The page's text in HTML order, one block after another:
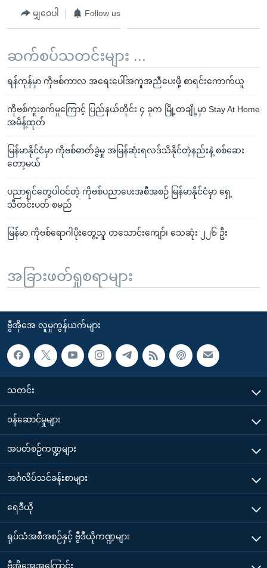
မျှဝေပါ Follow us
ဆက်စပ်သတင်းများ ...
ရန်ကုန်မှာ ကိုဗစ်ကာလ အရေးပေါ်အကူအညီပေးဖို့ စာရင်းကောက်ယူ
ကိုဗစ်ကူးစက်မှုကြောင့် ပြည်နယ်တိုင်း ၄ ခုက မြို့တချို့မှာ Stay At Home
အမိန့်ထုတ်
မြန်မာနိုင်ငံမှာ ကိုဗစ်ဓာတ်ခွဲမှု အမြန်ဆုံးရလဒ်သိနိုင်တဲ့နည်းနဲ့ စစ်ဆေး
တော့မယ်
ပညာရှင်တွေပါဝင်တဲ့ ကိုဗစ်ပညာပေးအစီအစဉ် မြန်မာနိုင်ငံမှာ ရှေ့
သီတင်းပတ် စမည်
မြန်မာ ကိုဗစ်ရောဂါပိုးတွေ့သူ တသောင်းကျော်၊ သေဆုံး ၂၂၆ ဦး
အခြားဖတ်ရှုစရာများ
ဗွီအိုအေ လူမှုကွန်ယက်များ
သတင်း
၀န်ဆောင်မှုများ
အပတ်စဉ်ကဏ္ဍများ
အင်္ဂလိပ်သင်ခန်းစာများ
ရေဒီယို
ရုပ်သံအစီအစဉ်နှင့် ဗွီဒီယိုကဏ္ဍများ
ဗွီအိုအေအကြောင်း